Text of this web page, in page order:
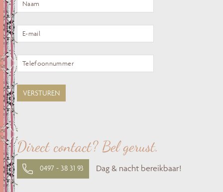
Direct contact? Bel gerust.
0497 - 38 31 93 Dag & nacht bereikbaar!